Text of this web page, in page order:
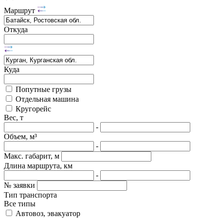
Маршрут
Откуда
Куда
Попутные грузы
Отдельная машина
Кругорейс
Вес, т
-
Объем, м³
-
Макс. габарит, м
Длина маршрута, км
-
№ заявки
Тип транспорта
Все типы
Автовоз, эвакуатор